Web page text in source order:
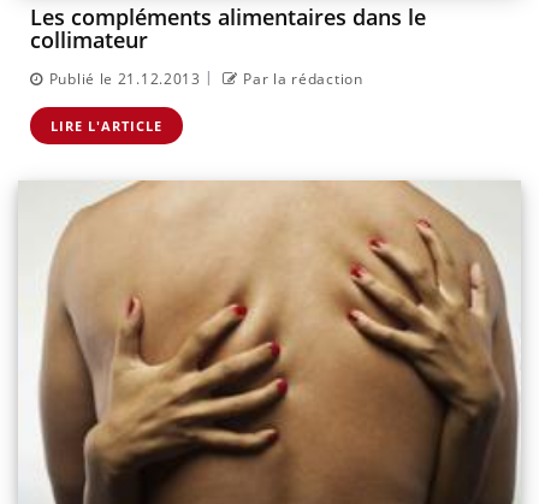
Les compléments alimentaires dans le
collimateur
Publié le 21.12.2013 | Par la rédaction
LIRE L'ARTICLE